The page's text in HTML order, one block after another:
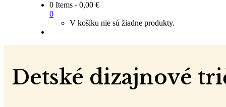
0 Items - 0,00 €
0
V košíku nie sú žiadne produkty.
Detské dizajnové